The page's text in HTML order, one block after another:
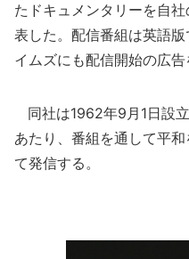
たドキュメンタリーを自
表した。配信番組は英語
イムズにも配信開始の広告
同社は1962年9月1日設
あたり、番組を通して平
て発信する。